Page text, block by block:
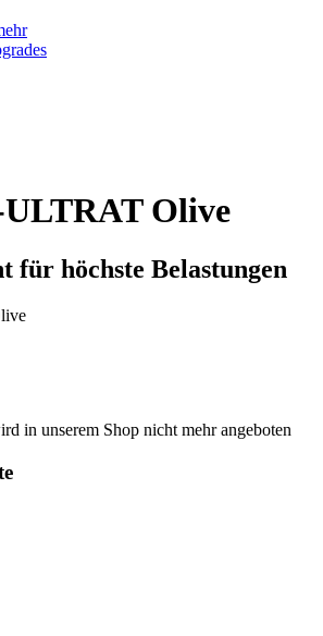
Olive
für höchste Belastungen
in unserem Shop nicht mehr angeboten